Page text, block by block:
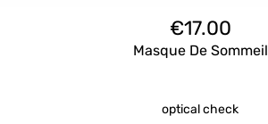
€17.00
Masque De Sommeil
optical check